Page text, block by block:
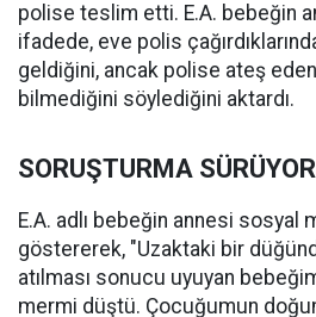
polise teslim etti. E.A. bebeğin
ifadede, eve polis
geldiğini, ancak polise ateş
bilmediğini söylediğini aktardı.
SORUŞTURMA SÜRÜYOR
E.A. adlı bebeğin annesi sosyal
göstererek, "Uzaktaki bir
atılması sonucu uyuyan
mermi düştü. Çocuğumun